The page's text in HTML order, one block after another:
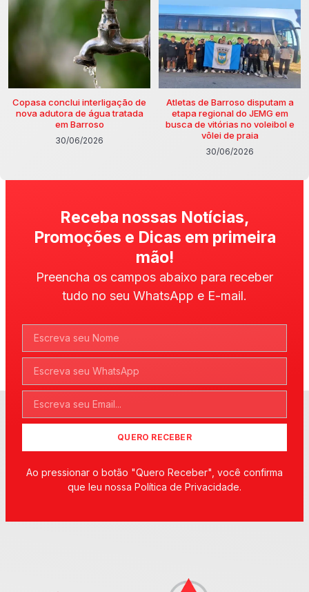
Copasa conclui interligação de
nova adutora de água tratada
em Barroso
30/06/2026
Atletas de Barroso disputam a
etapa regional do JEMG em
busca de vitórias no voleibol e
vôlei de praia
30/06/2026
Receba nossas Notícias,
Promoções e Dicas em primeira
mão!
Preencha os campos abaixo para receber
tudo no seu WhatsApp e E-mail.
QUERO RECEBER
Ao pressionar o botão "Quero Receber", você confirma
que leu nossa Política de Privacidade.